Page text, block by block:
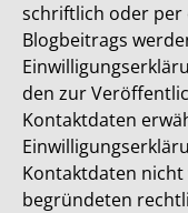
schriftlich oder per
Blogbeitrags
den zur
Kontaktdaten
Kontaktdaten
begründeten